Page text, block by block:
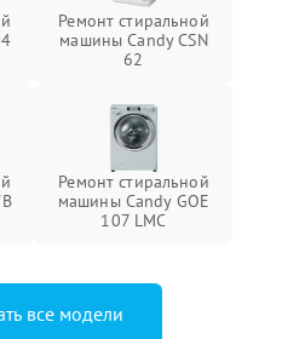
Ремонт стиральной
машины Candy CSN
62
Ремонт стиральной
машины Candy GOE
107 LMC
все модели